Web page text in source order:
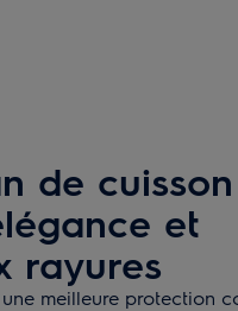
de
et
rayures
meilleure protection